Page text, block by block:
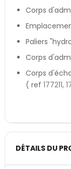
Corps
Paliers
Corps
Corps
( ref 177211,
DÉTAILS DU